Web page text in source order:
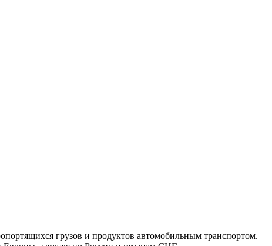
грузов и продуктов автомобильным транспортом.